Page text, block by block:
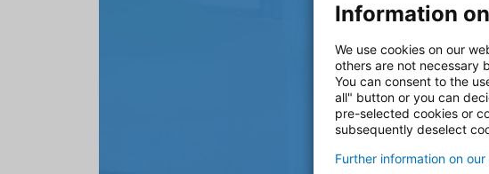
Information
We use cookies on our
others are not necessary
You can consent to the
all" button or you can
pre-selected cookies or
subsequently deselect
Further information on